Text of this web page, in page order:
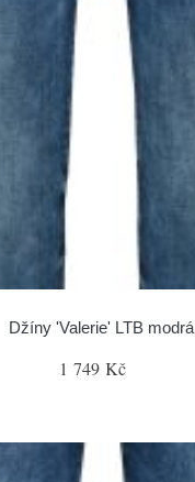
Džíny 'Valerie' LTB modrá
1 749 Kč